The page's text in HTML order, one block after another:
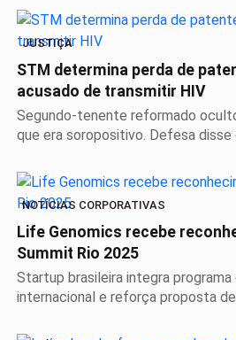
JUSTIÇA
STM determina perda de
acusado de transmitir HIV
Segundo-tenente reformado
que era soropositivo. Defesa disse
NOTÍCIAS CORPORATIVAS
Life Genomics recebe
Summit Rio 2025
Startup brasileira integra
internacional e reforça proposta de